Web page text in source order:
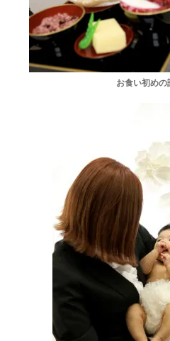
お食い初めの